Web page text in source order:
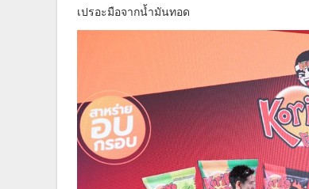
เปรอะมือจากน้ำมันทอด